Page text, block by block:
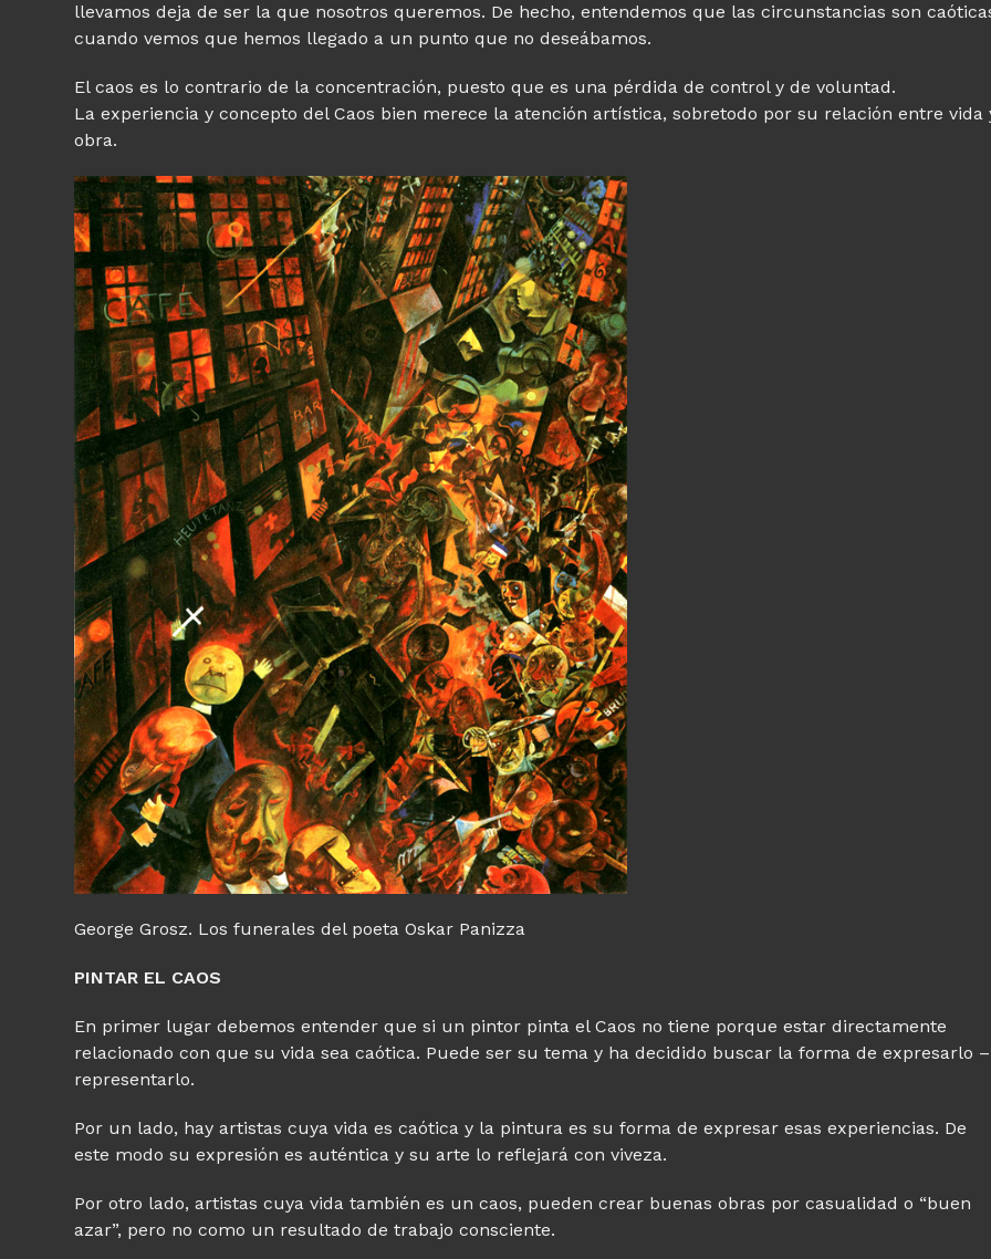
llevamos deja de ser la que nosotros queremos. De hecho, entendemos que las circunstancias son
cuando vemos que hemos llegado a un punto que no deseábamos.
El caos es lo contrario de la concentración, puesto que es una pérdida de control y de voluntad.
La experiencia y concepto del Caos bien merece la atención artística, sobretodo por su relación entre vida
obra.
George Grosz. Los funerales del poeta Oskar Panizza
PINTAR EL CAOS
En primer lugar debemos entender que si un pintor pinta el Caos no tiene porque estar directamente
relacionado con que su vida sea caótica. Puede ser su tema y ha decidido buscar la forma de expresarlo –
representarlo.
Por un lado, hay artistas cuya vida es caótica y la pintura es su forma de expresar esas experiencias. De
este modo su expresión es auténtica y su arte lo reflejará con viveza.
Por otro lado, artistas cuya vida también es un caos, pueden crear buenas obras por casualidad o “buen
azar”, pero no como un resultado de trabajo consciente.